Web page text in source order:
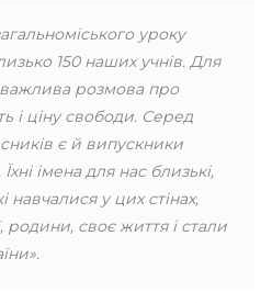
уроку
150 наших учнів. Для
розмова про
і ціну свободи. Серед
є й випускники
імена для нас близькі,
навчалися у цих стінах,
родини, своє життя і стали